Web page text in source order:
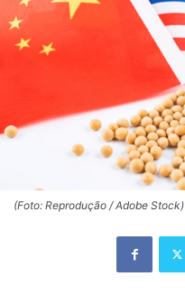
(Foto: Reprodução / Adobe Stock)